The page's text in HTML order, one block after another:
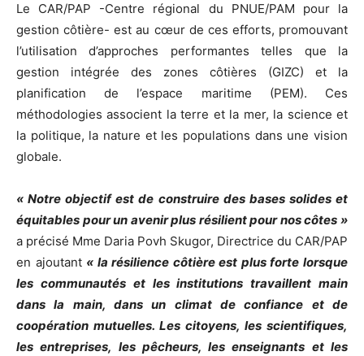
Le CAR/PAP -Centre régional du PNUE/PAM pour la
gestion côtière- est au cœur de ces efforts, promouvant
l’utilisation d’approches performantes telles que la
gestion intégrée des zones côtières (GIZC) et la
planification de l’espace maritime (PEM). Ces
méthodologies associent la terre et la mer, la science et
la politique, la nature et les populations dans une vision
globale.
« Notre objectif est de construire des bases solides et
équitables pour un avenir plus résilient pour nos côtes »
a précisé Mme Daria Povh Skugor, Directrice du CAR/PAP
en ajoutant « la résilience côtière est plus forte lorsque
les communautés et les institutions travaillent main
dans la main, dans un climat de confiance et de
coopération mutuelles. Les citoyens, les scientifiques,
les entreprises, les pêcheurs, les enseignants et les